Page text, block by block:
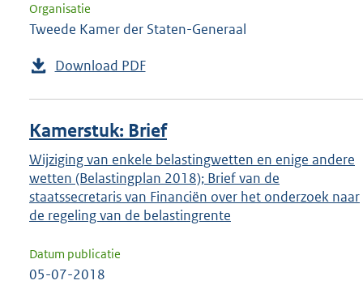
Organisatie
Tweede Kamer der Staten-Generaal
Download PDF
Kamerstuk: Brief
Wijziging van enkele belastingwetten en enige andere
wetten (Belastingplan 2018); Brief van de
staatssecretaris van Financiën over het onderzoek naar
de regeling van de belastingrente
Datum publicatie
05-07-2018